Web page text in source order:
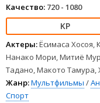
Качество: 720 - 1080
Актеры:Ёсимаса Хосоя,
Нанако Мори, Митиё
Тадано, Макото Тамура,
Жанр:Мультфильмы /
Спорт